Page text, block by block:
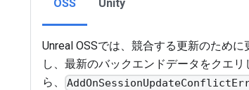
OSS Unity
Unreal OSSでは、競合する更新のため
し、最新のバックエンドデータをクエ
ら、